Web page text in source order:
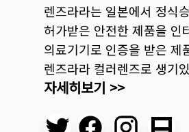
렌즈라라는 일본에서 정식
허가받은 안전한 제품을 인
의료기기로 인증을 받은 제
렌즈라라 컬러렌즈로 생기
자세히보기 >>